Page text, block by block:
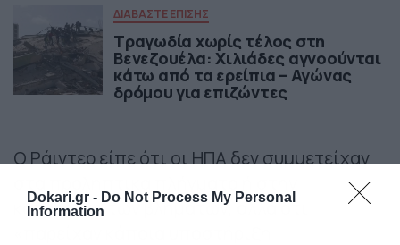
Dokari.gr - Do Not Process My Personal
Information
ΔΙΑΒΑΣΤΕ ΕΠΙΣΗΣ
Τραγωδία χωρίς τέλος στη
Βενεζουέλα: Χιλιάδες αγνοούνται
κάτω από τα ερείπια – Αγώνας
δρόμου για επιζώντες
Ο Ράιντερ είπε ότι οι ΗΠΑ δεν συμμετείχαν
κατάρριψη των βλημάτων, αλλά ότι